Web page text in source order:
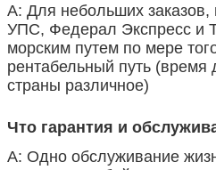
А: Для небольших
УПС, Федерал Экспресс и
морским путем по мере
рентабельный путь (время
страны различное)
Что гарантия и
А: Одно обслуживание